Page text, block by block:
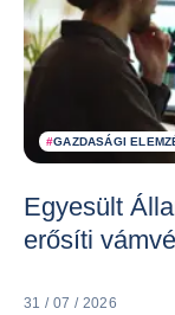
#GAZDASÁGI
Egyesült
erősíti
31 / 07 / 2026